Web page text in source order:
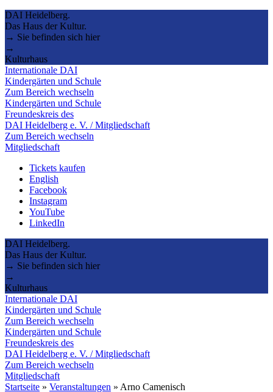
DAI Heidelberg.
Das Haus der Kultur.
→ Sie befinden sich hier
→
Kulturhaus
Internationale DAI
Kindergärten und Schule
Zum Bereich wechseln
Kindergärten und Schule
Freundeskreis des
DAI Heidelberg e. V. / Mitgliedschaft
Zum Bereich wechseln
Mitgliedschaft
Tickets kaufen
English
Facebook
Instagram
YouTube
LinkedIn
DAI Heidelberg.
Das Haus der Kultur.
→ Sie befinden sich hier
→
Kulturhaus
Internationale DAI
Kindergärten und Schule
Zum Bereich wechseln
Kindergärten und Schule
Freundeskreis des
DAI Heidelberg e. V. / Mitgliedschaft
Zum Bereich wechseln
Mitgliedschaft
Startseite » Veranstaltungen » Arno Camenisch